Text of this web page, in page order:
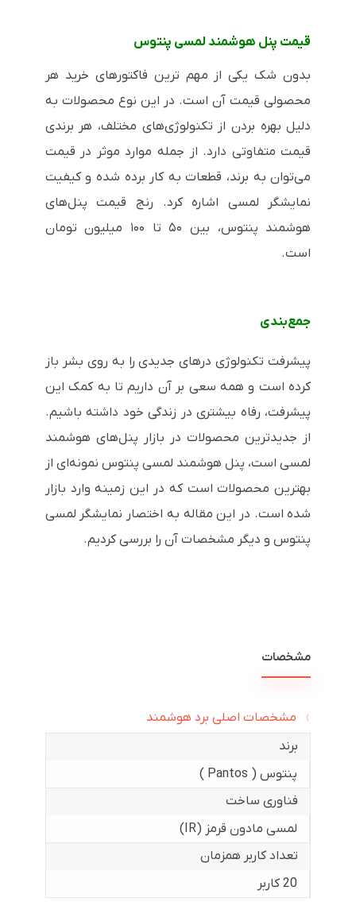
قیمت پنل هوشمند لمسی پنتوس
بدون شک یکی از مهم ترین فاکتورهای خرید هر
محصولی قیمت آن است. در این نوع محصولات به
دلیل بهره بردن از تکنولوژی‌های مختلف، هر برندی
قیمت متفاوتی دارد. از جمله موارد موثر در قیمت
می‌توان به برند، قطعات به کار برده شده و کیفیت
نمایشگر لمسی اشاره کرد. رنج قیمت پنل‌های
هوشمند پنتوس، بین ۵۰ تا ۱۰۰ میلیون تومان
است.
جمع‌بندی
پیشرفت تکنولوژی درهای جدیدی را به روی بشر باز
کرده است و همه سعی بر آن داریم تا به کمک این
پیشرفت، رفاه بیشتری در زندگی خود داشته باشیم.
از جدیدترین محصولات در بازار پنل‌های هوشمند
لمسی است، پنل هوشمند لمسی پنتوس نمونه‌ای از
بهترین محصولات است که در این زمینه وارد بازار
شده است. در این مقاله به اختصار نمایشگر لمسی
پنتوس و دیگر مشخصات آن را بررسی کردیم.
مشخصات
مشخصات اصلی برد هوشمند
برند
پنتوس ( Pantos )
فناوری ساخت
لمسی مادون قرمز (IR)
تعداد کاربر همزمان
20 کاربر